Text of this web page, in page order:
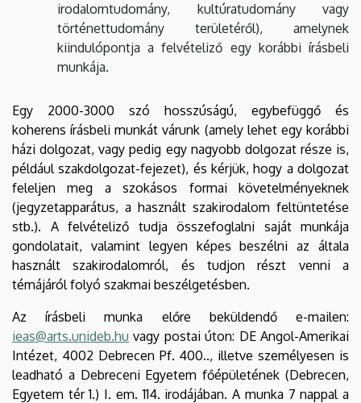
irodalomtudomány, kultúratudomány vagy
történettudomány területéről), amelynek
kiindulópontja a felvételiző egy korábbi írásbeli
munkája.
Egy 2000-3000 szó hosszúságú, egybefüggő és
koherens írásbeli munkát várunk (amely lehet egy korábbi
házi dolgozat, vagy pedig egy nagyobb dolgozat része is,
például szakdolgozat-fejezet), és kérjük, hogy a dolgozat
feleljen meg a szokásos formai követelményeknek
(jegyzetapparátus, a használt szakirodalom feltüntetése
stb.). A felvételiző tudja összefoglalni saját munkája
gondolatait, valamint legyen képes beszélni az általa
használt szakirodalomról, és tudjon részt venni a
témájáról folyó szakmai beszélgetésben.
Az írásbeli munka előre beküldendő e-mailen:
ieas@arts.unideb.hu vagy postai úton: DE Angol-Amerikai
Intézet, 4002 Debrecen Pf. 400.., illetve személyesen is
leadható a Debreceni Egyetem főépületének (Debrecen,
Egyetem tér 1.) I. em. 114. irodájában. A munka 7 nappal a